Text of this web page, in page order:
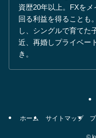
資歴20年以上。FXを
回る利益を得ることも
し、シングルで育てた
近、再婚しプライベー
き。
ホーム サイトマップ